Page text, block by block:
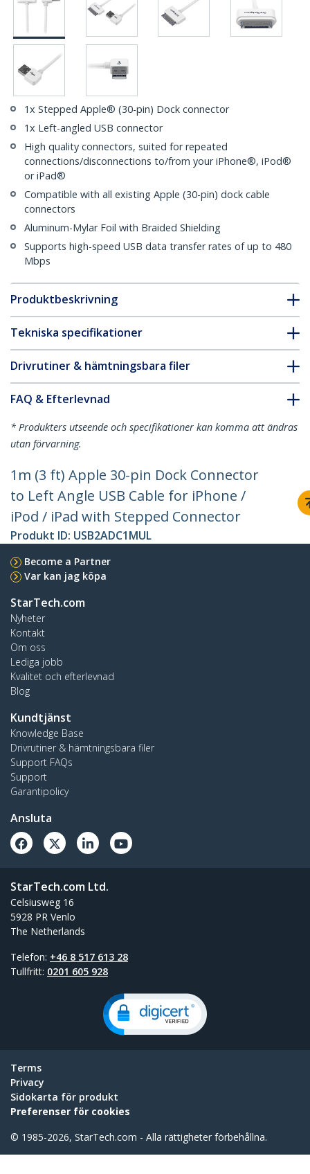
1x Stepped Apple® (30-pin) Dock connector
1x Left-angled USB connector
High quality connectors, suited for repeated
connections/disconnections to/from your iPhone®, iPod®
or iPad®
Compatible with all existing Apple (30-pin) dock cable
connectors
Aluminum-Mylar Foil with Braided Shielding
Supports high-speed USB data transfer rates of up to 480
Mbps
Produktbeskrivning
Tekniska specifikationer
Drivrutiner & hämtningsbara filer
FAQ & Efterlevnad
* Produkters utseende och specifikationer kan komma att ändras
utan förvarning.
1m (3 ft) Apple 30-pin Dock Connector
to Left Angle USB Cable for iPhone /
iPod / iPad with Stepped Connector
Produkt ID: USB2ADC1MUL
Become a Partner
Var kan jag köpa
StarTech.com
Nyheter
Kontakt
Om oss
Lediga jobb
Kvalitet och efterlevnad
Blog
Kundtjänst
Knowledge Base
Drivrutiner & hämtningsbara filer
Support FAQs
Support
Garantipolicy
Ansluta
StarTech.com Ltd.
Celsiusweg 16
5928 PR Venlo
The Netherlands
Telefon: +46 8 517 613 28
Tullfritt: 0201 605 928
Terms
Privacy
Sidokarta för produkt
Preferenser för cookies
© 1985-2026, StarTech.com - Alla rättigheter förbehållna.